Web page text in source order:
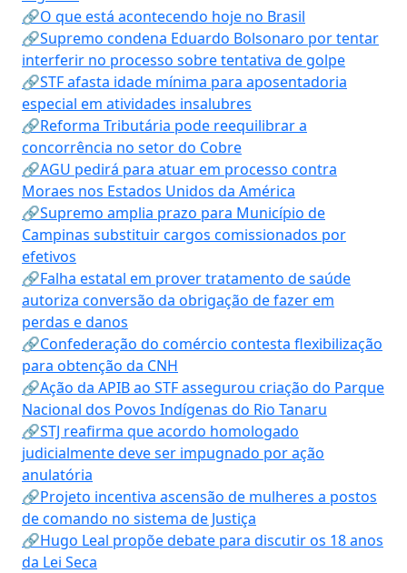
🔗O que está acontecendo hoje no Brasil
🔗Supremo condena Eduardo Bolsonaro por tentar
interferir no processo sobre tentativa de golpe
🔗STF afasta idade mínima para aposentadoria
especial em atividades insalubres
🔗Reforma Tributária pode reequilibrar a
concorrência no setor do Cobre
🔗AGU pedirá para atuar em processo contra
Moraes nos Estados Unidos da América
🔗Supremo amplia prazo para Município de
Campinas substituir cargos comissionados por
efetivos
🔗Falha estatal em prover tratamento de saúde
autoriza conversão da obrigação de fazer em
perdas e danos
🔗Confederação do comércio contesta flexibilização
para obtenção da CNH
🔗Ação da APIB ao STF assegurou criação do Parque
Nacional dos Povos Indígenas do Rio Tanaru
🔗STJ reafirma que acordo homologado
judicialmente deve ser impugnado por ação
anulatória
🔗Projeto incentiva ascensão de mulheres a postos
de comando no sistema de Justiça
🔗Hugo Leal propõe debate para discutir os 18 anos
da Lei Seca